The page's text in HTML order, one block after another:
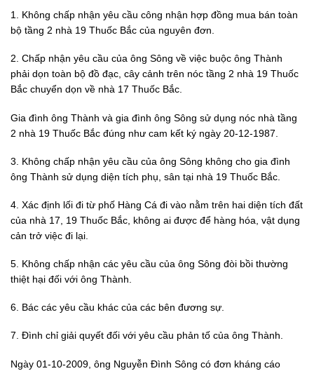
1. Không chấp nhận yêu cầu công nhận hợp đồng mua bán toàn
bộ tầng 2 nhà 19 Thuốc Bắc của nguyên đơn.
2. Chấp nhận yêu cầu của ông Sông về việc buộc ông Thành
phải dọn toàn bộ đồ đạc, cây cảnh trên nóc tầng 2 nhà 19 Thuốc
Bắc chuyển dọn về nhà 17 Thuốc Bắc.
Gia đình ông Thành và gia đình ông Sông sử dụng nóc nhà tầng
2 nhà 19 Thuốc Bắc đúng như cam kết ký ngày 20-12-1987.
3. Không chấp nhận yêu cầu của ông Sông không cho gia đình
ông Thành sử dụng diện tích phụ, sân tại nhà 19 Thuốc Bắc.
4. Xác định lối đi từ phố Hàng Cá đi vào nằm trên hai diện tích đất
của nhà 17, 19 Thuốc Bắc, không ai được để hàng hóa, vật dụng
cản trở việc đi lại.
5. Không chấp nhận các yêu cầu của ông Sông đòi bồi thường
thiệt hại đối với ông Thành.
6. Bác các yêu cầu khác của các bên đương sự.
7. Đình chỉ giải quyết đối với yêu cầu phản tố của ông Thành.
Ngày 01-10-2009, ông Nguyễn Đình Sông có đơn kháng cáo